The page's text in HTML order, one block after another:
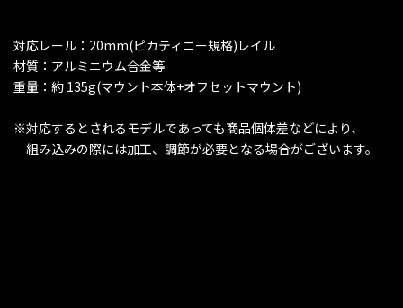
対応レール：20mm(ピカティニー規格)レイル
材質：アルミニウム合金等
重量：約 135g(マウント本体+オフセットマウント)
※対応するとされるモデルであっても商品個体差などにより、
組み込みの際には加工、調節が必要となる場合がございます。